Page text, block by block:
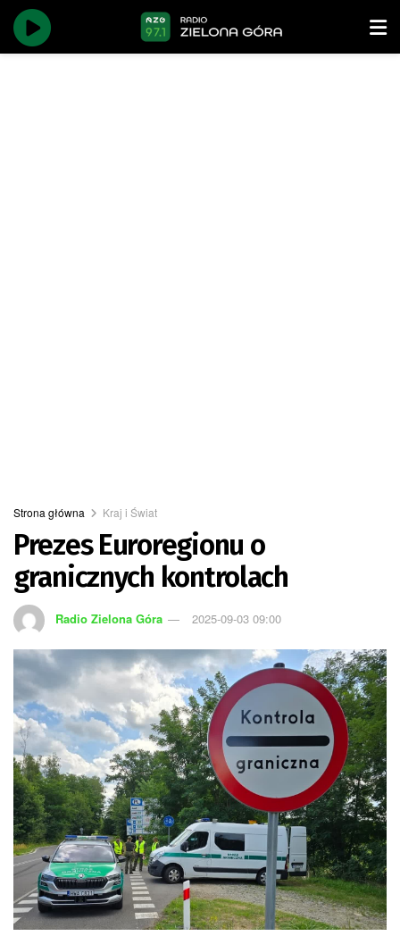
Strona główna Kraj i Świat
Prezes Euroregionu o
granicznych kontrolach
Radio Zielona Góra 2025-09-03 09:00